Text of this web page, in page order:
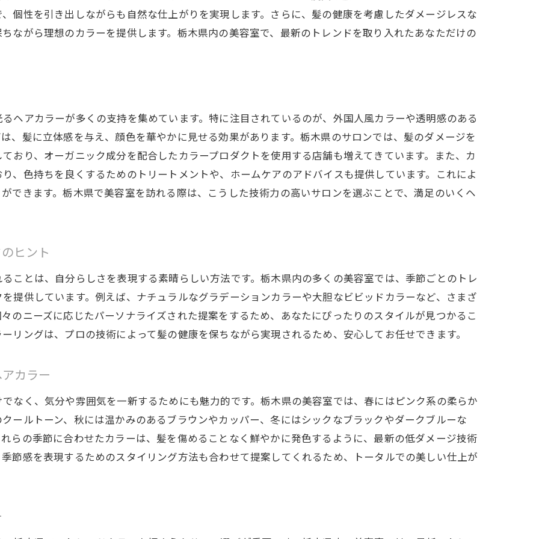
美容室の選び方！栃木県での成功事例
の美容室で叶える個性派ヘアカラーの魅力に迫る
美容室で体験！個性的なヘアカラーの実例
栃木県の美容室で見つけるユニークなカラー
美容室の個性派カラーで自分を表現
が叶える変身！栃木県で新しい自分を見つけるヘアカラー体験
新しいスタイルを提案する栃木県の美容室
栃木県の美容室で叶える変化の感動
美容室で挑戦する新たなヘアカラースタイル
プロの手で輝く！栃木県のヘアカラートレンド解説
美容室で学ぶ！流行のヘアカラースタイル
美容室プロが教える！栃木県の注目カラー
栃木県の美容室で輝くカラーの選び方
美容室でのプロの技術で理想の色を実現
個性を引き出しながらも自然な仕上がりを実現します。さらに、髪の健康を考慮したダメージレスな
ながら理想のカラーを提供します。栃木県内の美容室で、最新のトレンドを取り入れたあなただけの
ヘアカラーが多くの支持を集めています。特に注目されているのが、外国人風カラーや透明感のある
、髪に立体感を与え、顔色を華やかに見せる効果があります。栃木県のサロンでは、髪のダメージを
おり、オーガニック成分を配合したカラープロダクトを使用する店舗も増えてきています。また、カ
、色持ちを良くするためのトリートメントや、ホームケアのアドバイスも提供しています。これによ
できます。栃木県で美容室を訪れる際は、こうした技術力の高いサロンを選ぶことで、満足のいくヘ
ヒント
ことは、自分らしさを表現する素晴らしい方法です。栃木県内の多くの美容室では、季節ごとのトレ
提供しています。例えば、ナチュラルなグラデーションカラーや大胆なビビッドカラーなど、さまざ
のニーズに応じたパーソナライズされた提案をするため、あなたにぴったりのスタイルが見つかるこ
リングは、プロの技術によって髪の健康を保ちながら実現されるため、安心してお任せできます。
カラー
なく、気分や雰囲気を一新するためにも魅力的です。栃木県の美容室では、春にはピンク系の柔らか
ールトーン、秋には温かみのあるブラウンやカッパー、冬にはシックなブラックやダークブルーな
らの季節に合わせたカラーは、髪を傷めることなく鮮やかに発色するように、最新の低ダメージ技術
節感を表現するためのスタイリング方法も合わせて提案してくれるため、トータルでの美しい仕上が